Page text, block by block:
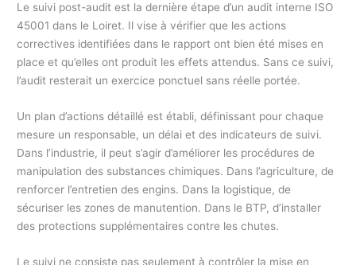
Le suivi post-audit est la dernière étape d’un audit interne ISO
45001 dans le Loiret. Il vise à vérifier que les actions
correctives identifiées dans le rapport ont bien été mises en
place et qu’elles ont produit les effets attendus. Sans ce suivi,
l’audit resterait un exercice ponctuel sans réelle portée.
Un plan d’actions détaillé est établi, définissant pour chaque
mesure un responsable, un délai et des indicateurs de suivi.
Dans l’industrie, il peut s’agir d’améliorer les procédures de
manipulation des substances chimiques. Dans l’agriculture, de
renforcer l’entretien des engins. Dans la logistique, de
sécuriser les zones de manutention. Dans le BTP, d’installer
des protections supplémentaires contre les chutes.
Le suivi ne consiste pas seulement à contrôler la mise en